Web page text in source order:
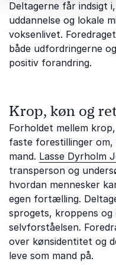
Deltagerne får indsigt
uddannelse og lokale
voksenlivet.
både udfordringerne
positiv forandring.
Krop, køn og
Forholdet mellem
faste forestillinger
mand. Lasse Dyrholm
transperson og
hvordan mennesker
egen fortælling.
sprogets, kroppens
selvforståelsen.
over kønsidentitet og
leve som mand på.